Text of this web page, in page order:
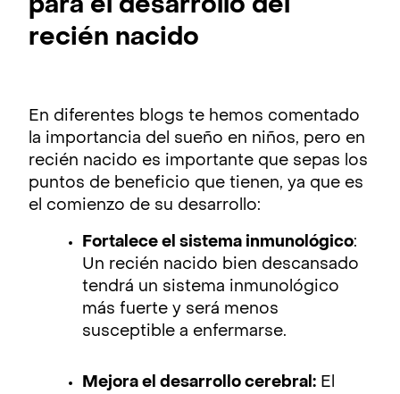
para el desarrollo del
recién nacido
En diferentes blogs te hemos comentado
la importancia del sueño en niños, pero en
recién nacido es importante que sepas los
puntos de beneficio que tienen, ya que es
el comienzo de su desarrollo:
Fortalece el sistema inmunológico:
Un recién nacido bien descansado
tendrá un sistema inmunológico
más fuerte y será menos
susceptible a enfermarse.
Mejora el desarrollo cerebral: El